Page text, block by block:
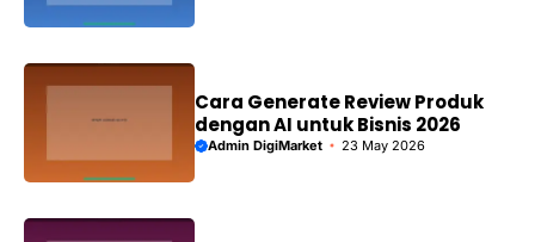
Cara Generate Review Produk
dengan AI untuk Bisnis 2026
Admin DigiMarket 23 May 2026